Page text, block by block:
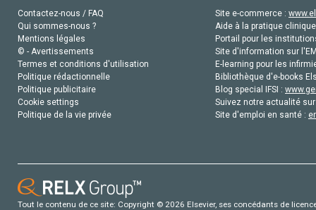
Contactez-nous / FAQ
Qui sommes-nous ?
Mentions légales
© - Avertissements
Termes et conditions d'utilisation
Politique rédactionnelle
Politique publicitaire
Cookie settings
Politique de la vie privée
Site e-commerce :
Aide à la pratique
Portail pour les
Site d'information sur
E-learning pour les
Bibliothèque d'e-books
Blog special IFSI :
Suivez notre actualité
Site d'emploi en santé :
Tout le contenu de ce site: Copyright © 2026 Elsevier, ses concédants de